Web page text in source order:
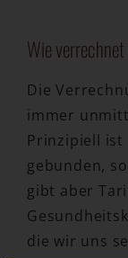
Wie
Die
immer
Prinzipiell ist
gebunden,
gibt aber
die wir uns